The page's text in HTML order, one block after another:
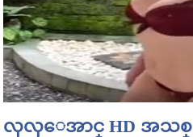
လုလုေအာင္ HD အသစ္